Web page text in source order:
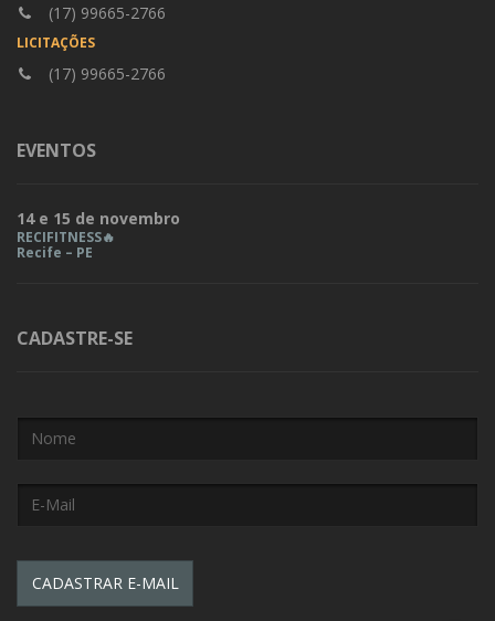
(17) 99665-2766
LICITAÇÕES
(17) 99665-2766
EVENTOS
14 e 15 de novembro
RECIFITNESS🔥
Recife – PE
CADASTRE-SE